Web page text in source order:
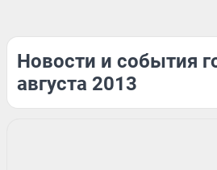
Новости и события
августа 2013